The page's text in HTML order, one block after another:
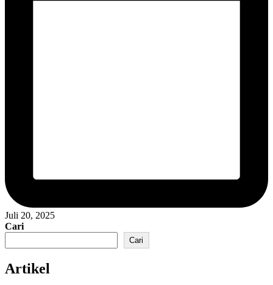
Juli 20, 2025
Cari
Cari
Artikel